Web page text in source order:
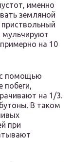
именно
земляной
мульчируют
на 10
с помощью
побеги,
на 1/3.
В таком
при